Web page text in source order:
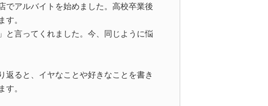
でアルバイトを始めました。高校卒業後
。
と言ってくれました。今、同じように悩
ると、イヤなことや好きなことを書き
。